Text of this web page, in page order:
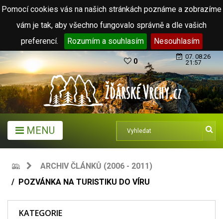
Pomocí cookies vás na našich stránkách poznáme a zobrazíme
vám je tak, aby všechno fungovalo správně a dle vašich
preferencí.
Rozumím a souhlasím Nesouhlasím
0
07. 08.26
21:57
MENU
ARCHIV ČLÁNKŮ (2006 - 2011)
POZVÁNKA NA TURISTIKU DO VÍRU
KATEGORIE